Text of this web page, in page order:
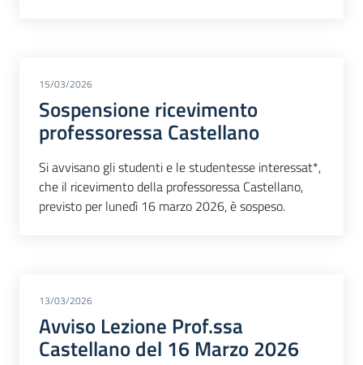
15/03/2026
Sospensione ricevimento
professoressa Castellano
Si avvisano gli studenti e le studentesse interessat*,
che il ricevimento della professoressa Castellano,
previsto per lunedì 16 marzo 2026, è sospeso.
13/03/2026
Avviso Lezione Prof.ssa
Castellano del 16 Marzo 2026